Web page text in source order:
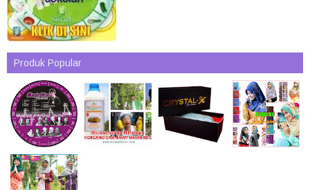
Produk Popular